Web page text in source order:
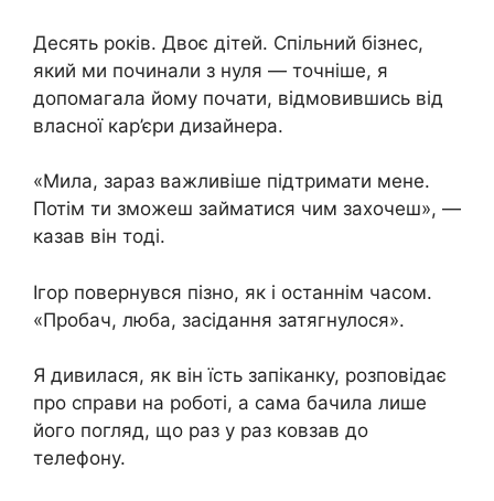
Десять років. Двоє дітей. Спільний бізнес,
який ми починали з нуля — точніше, я
допомагала йому почати, відмовившись від
власної кар’єри дизайнера.
«Мила, зараз важливіше підтримати мене.
Потім ти зможеш займатися чим захочеш», —
казав він тоді.
Ігор повернувся пізно, як і останнім часом.
«Пробач, люба, засідання затягнулося».
Я дивилася, як він їсть запіканку, розповідає
про справи на роботі, а сама бачила лише
його погляд, що раз у раз ковзав до
телефону.